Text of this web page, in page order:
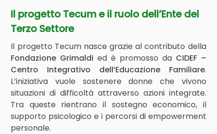
Il progetto Tecum e il ruolo dell’Ente del
Terzo Settore
Il progetto Tecum nasce grazie al contributo della
Fondazione Grimaldi ed è promosso da CIDEF –
Centro Integrativo dell’Educazione Familiare.
L’iniziativa vuole sostenere donne che vivono
situazioni di difficoltà attraverso azioni integrate.
Tra queste rientrano il sostegno economico, il
supporto psicologico e i percorsi di empowerment
personale.